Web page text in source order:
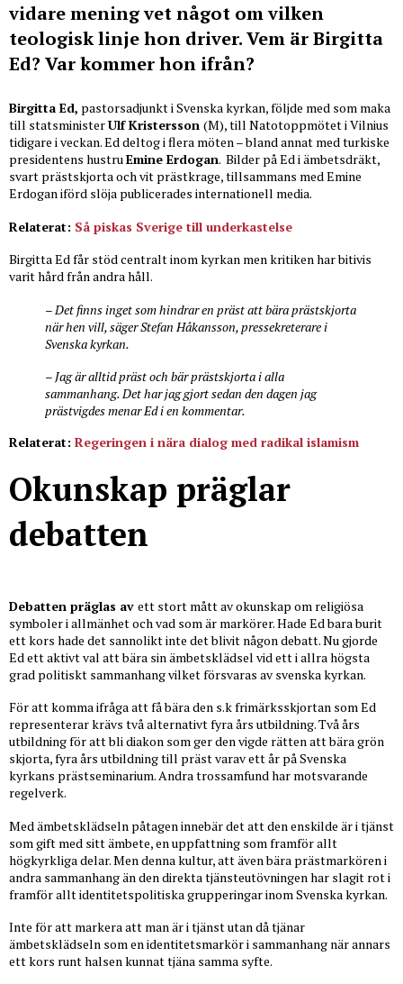
vidare mening vet något om vilken
teologisk linje hon driver. Vem är Birgitta
Ed? Var kommer hon ifrån?
Birgitta Ed, pastorsadjunkt i Svenska kyrkan, följde med som maka
till statsministerUlf Kristersson (M), till Natotoppmötet i Vilnius
tidigare i veckan. Ed deltog i flera möten – bland annat med turkiske
presidentens hustruEmine Erdogan. Bilder på Ed i ämbetsdräkt,
svart prästskjorta och vit prästkrage, tillsammans med Emine
Erdogan iförd slöja publicerades internationell media.
Relaterat: Så piskas Sverige till underkastelse
Birgitta Ed får stöd centralt inom kyrkan men kritiken har bitivis
varit hård från andra håll.
– Det finns inget som hindrar en präst att bära prästskjorta
när hen vill, säger Stefan Håkansson, pressekreterare i
Svenska kyrkan.
– Jag är alltid präst och bär prästskjorta i alla
sammanhang. Det har jag gjort sedan den dagen jag
prästvigdes menar Ed i en kommentar.
Relaterat: Regeringen i nära dialog med radikal islamism
Okunskap präglar
debatten
Debatten präglas av ett stort mått av okunskap om religiösa
symboler i allmänhet och vad som är markörer. Hade Ed bara burit
ett kors hade det sannolikt inte det blivit någon debatt. Nu gjorde
Ed ett aktivt val att bära sin ämbetsklädsel vid ett i allra högsta
grad politiskt sammanhang vilket försvaras av svenska kyrkan.
För att komma ifråga att få bära den s.k frimärksskjortan som Ed
representerar krävs två alternativt fyra års utbildning. Två års
utbildning för att bli diakon som ger den vigde rätten att bära grön
skjorta, fyra års utbildning till präst varav ett år på Svenska
kyrkans prästseminarium. Andra trossamfund har motsvarande
regelverk.
Med ämbetsklädseln påtagen innebär det att den enskilde är i tjänst
som gift med sitt ämbete, en uppfattning som framför allt
högkyrkliga delar. Men denna kultur, att även bära prästmarkören i
andra sammanhang än den direkta tjänsteutövningen har slagit rot i
framför allt identitetspolitiska grupperingar inom Svenska kyrkan.
Inte för att markera att man är i tjänst utan då tjänar
ämbetsklädseln som en identitetsmarkör i sammanhang när annars
ett kors runt halsen kunnat tjäna samma syfte.